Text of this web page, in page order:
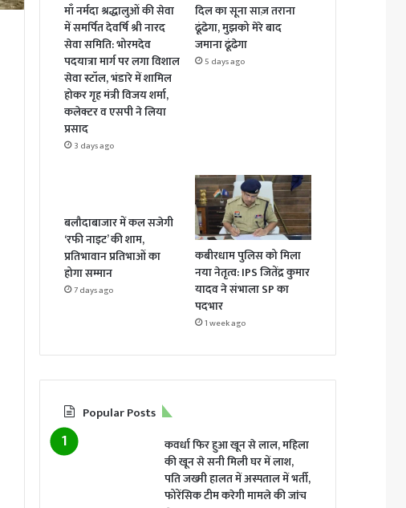
माँ नर्मदा श्रद्धालुओं की सेवा
में समर्पित देवर्षि श्री नारद
सेवा समिति: भोरमदेव
पदयात्रा मार्ग पर लगा विशाल
सेवा स्टॉल, भंडारे में शामिल
होकर गृह मंत्री विजय शर्मा,
कलेक्टर व एसपी ने लिया
प्रसाद
3 days ago
दिल का सूना साज़ तराना
ढूंढेगा, मुझको मेरे बाद
जमाना ढूंढेगा
5 days ago
बलौदाबाजार में कल सजेगी
‘रफी नाइट’ की शाम,
प्रतिभावान प्रतिभाओं का
होगा सम्मान
7 days ago
कबीरधाम पुलिस को मिला
नया नेतृत्व: IPS जितेंद्र कुमार
यादव ने संभाला SP का
पदभार
1 week ago
Popular Posts
कवर्धा फिर हुआ खून से लाल, महिला
की खून से सनी मिली घर में लाश,
पति जख्मी हालत में अस्पताल में भर्ती,
फोरेंसिक टीम करेगी मामले की जांच